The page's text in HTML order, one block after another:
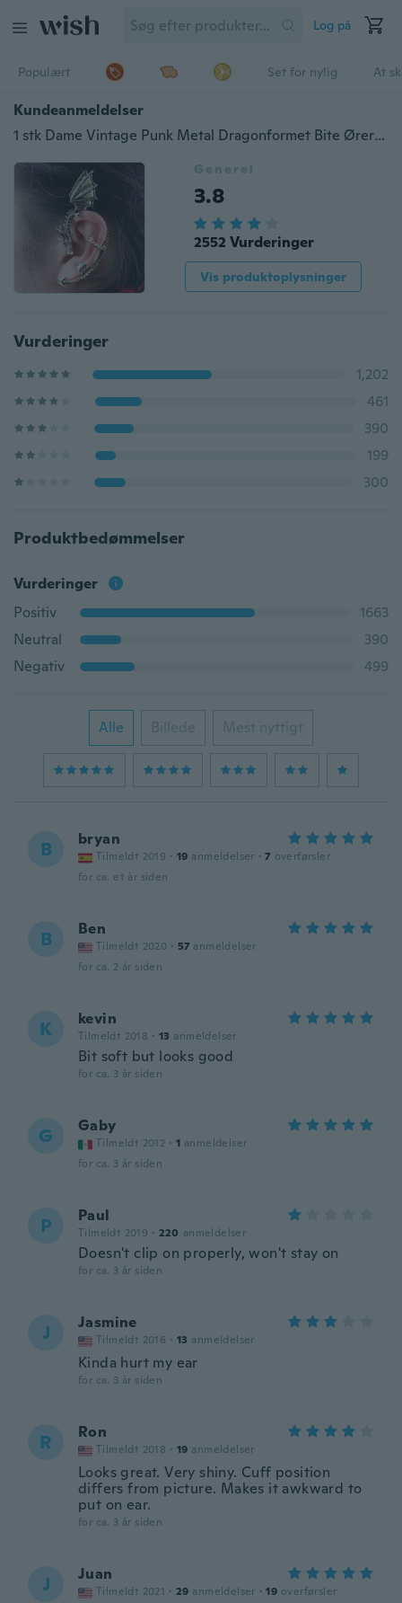
Log på
Populært Set for nylig At
Kundeanmeldelser
1 stk Dame Vintage Punk Metal Dragonformet Bite Øreringe Ørmansjet
Generel
3.8
2552 Vurderinger
Vis produktoplysninger
Vurderinger
1,202
461
390
199
300
Produktbedømmelser
Vurderinger
Positiv
1663
Neutral
390
Negativ
499
Alle Billede Mest nyttigt
B bryan
Tilmeldt 2019 · 19 anmeldelser · 7 overførsler
for ca. et år siden
B Ben
Tilmeldt 2020 · 57 anmeldelser
for ca. 2 år siden
K kevin
Tilmeldt 2018 · 13 anmeldelser
Bit soft but looks good
for ca. 3 år siden
G Gaby
Tilmeldt 2012 · 1 anmeldelser
for ca. 3 år siden
P Paul
Tilmeldt 2019 · 220 anmeldelser
Doesn't clip on properly, won't stay on
for ca. 3 år siden
J Jasmine
Tilmeldt 2016 · 13 anmeldelser
Kinda hurt my ear
for ca. 3 år siden
R Ron
Tilmeldt 2018 · 19 anmeldelser
Looks great. Very shiny. Cuff position
differs from picture. Makes it awkward to
put on ear.
for ca. 3 år siden
J Juan
Tilmeldt 2021 · 29 anmeldelser · 19 overførsler